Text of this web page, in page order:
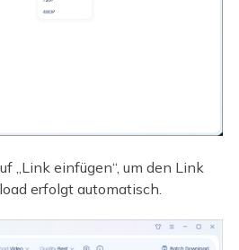
„Link einfügen“, um den Link
erfolgt automatisch.